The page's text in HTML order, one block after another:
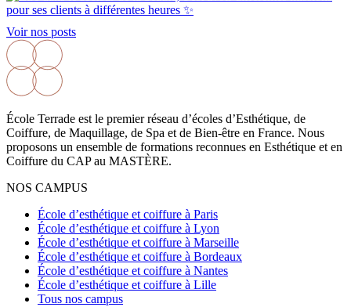
Voir nos posts
École Terrade est le premier réseau d’écoles d’Esthétique, de
Coiffure, de Maquillage, de Spa et de Bien-être en France. Nous
proposons un ensemble de formations reconnues en Esthétique et en
Coiffure du CAP au MASTÈRE.
NOS CAMPUS
École d’esthétique et coiffure à Paris
École d’esthétique et coiffure à Lyon
École d’esthétique et coiffure à Marseille
École d’esthétique et coiffure à Bordeaux
École d’esthétique et coiffure à Nantes
École d’esthétique et coiffure à Lille
Tous nos campus